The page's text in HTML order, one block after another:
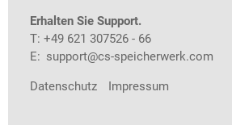
Erhalten Sie Support.
T: +49 621 307526 - 66
E: support@cs-speicherwerk.com
Datenschutz Impressum